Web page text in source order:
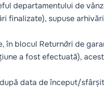
departamentului de
finalizate), supuse
în blocul Returnări de
a fost efectuată),
data de început/